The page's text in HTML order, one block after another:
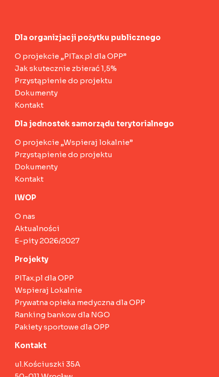
Dla organizjacji pożytku publicznego
O projekcie „PITax.pl dla OPP”
Jak skutecznie zbierać 1,5%
Przystąpienie do projektu
Dokumenty
Kontakt
Dla jednostek samorządu terytorialnego
O projekcie „Wspieraj lokalnie”
Przystąpienie do projektu
Dokumenty
Kontakt
IWOP
O nas
Aktualności
E-pity 2026/2027
Projekty
PITax.pl dla OPP
Wspieraj Lokalnie
Prywatna opieka medyczna dla OPP
Ranking bankow dla NGO
Pakiety sportowe dla OPP
Kontakt
ul.Kościuszki 35A